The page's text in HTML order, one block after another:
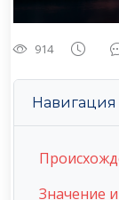
914
Навигация
Значение